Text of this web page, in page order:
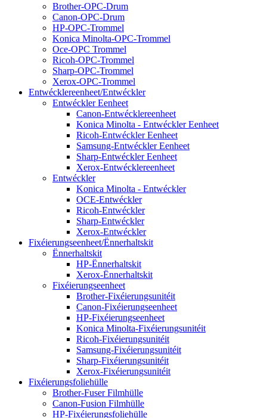
Brother-OPC-Drum
Canon-OPC-Drum
HP-OPC-Trommel
Konica Minolta-OPC-Trommel
Oce-OPC Trommel
Ricoh-OPC-Trommel
Sharp-OPC-Trommel
Xerox-OPC-Trommel
Entwécklereenheet/Entwéckler
Entwéckler Eenheet
Canon-Entwécklereenheet
Konica Minolta - Entwéckler Eenheet
Ricoh-Entwéckler Eenheet
Samsung-Entwéckler Eenheet
Sharp-Entwéckler Eenheet
Xerox-Entwécklereenheet
Entwéckler
Konica Minolta - Entwéckler
OCE-Entwéckler
Ricoh-Entwéckler
Sharp-Entwéckler
Xerox-Entwéckler
Fixéierungseenheet/Ënnerhaltskit
Ënnerhaltskit
HP-Ënnerhaltskit
Xerox-Ënnerhaltskit
Fixéierungseenheet
Brother-Fixéierungsunitéit
Canon-Fixéierungseenheet
HP-Fixéierungseenheet
Konica Minolta-Fixéierungsunitéit
Ricoh-Fixéierungsunitéit
Samsung-Fixéierungsunitéit
Sharp-Fixéierungsunitéit
Xerox-Fixéierungsunitéit
Fixéierungsfoliehülle
Brother-Fuser Filmhülle
Canon-Fusion Filmhülle
HP-Fixéierungsfoliehülle